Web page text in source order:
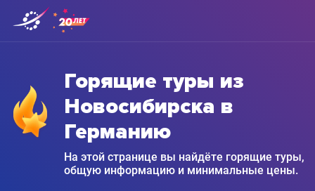
Горящие туры из
Новосибирска в
Германию
На этой странице вы найдёте горящие туры,
общую информацию и минимальные цены.